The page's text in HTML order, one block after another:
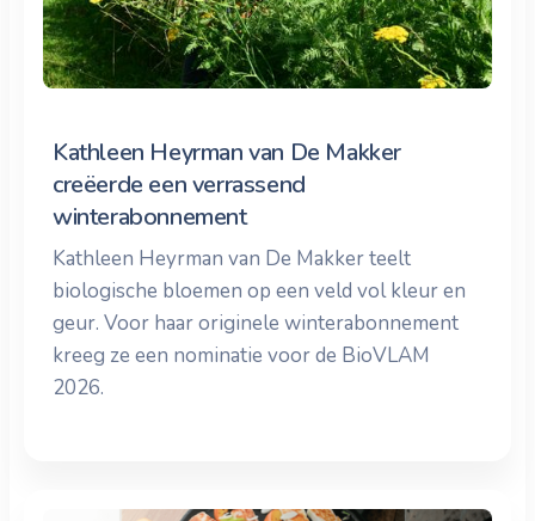
Kathleen Heyrman van De Makker
creëerde een verrassend
winterabonnement
Kathleen Heyrman van De Makker teelt
biologische bloemen op een veld vol kleur en
geur. Voor haar originele winterabonnement
kreeg ze een nominatie voor de BioVLAM
2026.